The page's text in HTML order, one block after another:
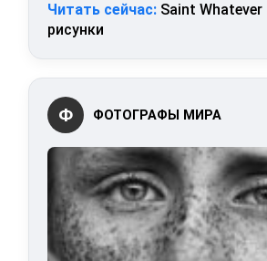
Читать сейчас: Saint
рисунки
Ф ФОТОГРАФЫ МИРА